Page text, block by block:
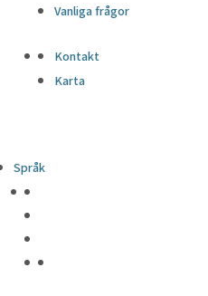
Vanliga frågor
Kontakt
Karta
Språk